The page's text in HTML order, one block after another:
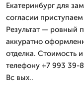
Екатеринбург для
согласии
Результат — ровный
аккуратно
отделка. Стоимость
телефону +7 993
Вс вых..